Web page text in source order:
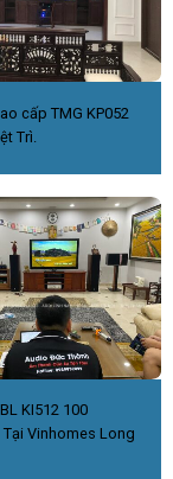
cấp TMG KP052
Trì.
KI512 100
Tại Vinhomes Long